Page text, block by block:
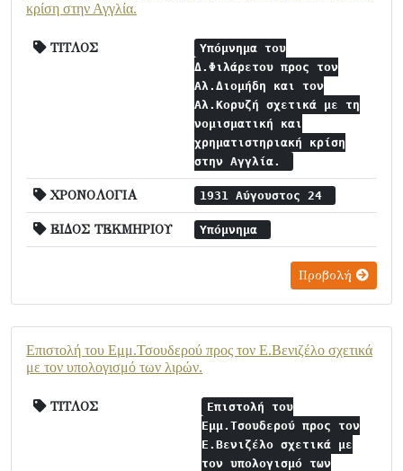
κρίση στην Αγγλία.
ΤΙΤΛΟΣ
Υπόμνημα του
Δ.Φιλάρετου προς τον
Αλ.Διομήδη και τον
Αλ.Κορυζή σχετικά με τη
νομισματική και
χρηματιστηριακή κρίση
στην Αγγλία.
ΧΡΟΝΟΛΟΓΙΑ 1931 Αύγουστος 24
ΕΙΔΟΣ ΤΕΚΜΗΡΙΟΥ Υπόμνημα
Προβολή
Επιστολή του Εμμ.Τσουδερού προς τον Ε.Βενιζέλο σχετικά
με τον υπολογισμό των λιρών.
ΤΙΤΛΟΣ
Επιστολή του
Εμμ.Τσουδερού προς τον
Ε.Βενιζέλο σχετικά με
τον υπολογισμό των